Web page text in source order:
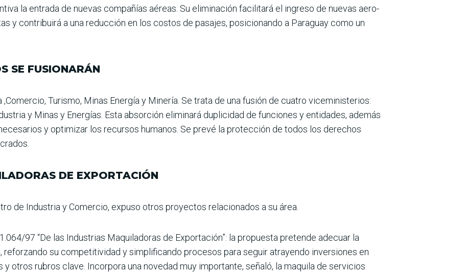
la entrada de nuevas compañías aéreas. Su eliminación facilitará el ingreso de nuevas aero­
y contribuirá a una reducción en los cos­tos de pasajes, posicionando a Paraguay como un
SE FUSIONARÁN
Turismo, Minas Energía y Minería. Se trata de una fusión de cuatro viceminis­terios:
y Minas y Energías. Esta absorción eliminará duplicidad de fun­ciones y entidades, además
y optimizar los recursos humanos. Se prevé la protección de todos los derechos
DE EXPORTACIÓN
de Industria y Comercio, expuso otros pro­yectos relacionados a su área.
97 “De las Indus­trias Maquiladoras de Expor­tación”: la propuesta pretende adecuar la
refor­zando su competitividad y simplificando procesos para seguir atrayendo inversio­nes en
otros rubros clave. Incorpora una novedad muy importante, señaló, la maquila de servicios